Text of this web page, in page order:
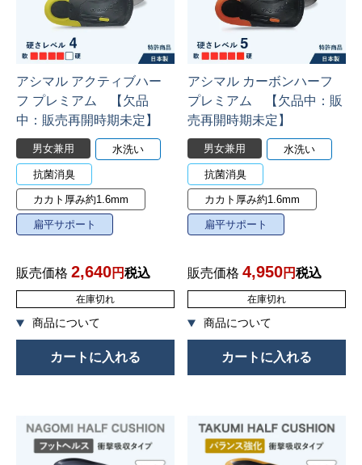
アシマル アクティブハー
フ プレミアム 【欠品
中：販売再開時期未定】
男女兼用 水洗い
抗菌消臭
カカト厚み約1.6mm
扁平サポート
販売価格 2,640 税込
在庫切れ
カートに入れる
アシマル カーボンハーフ
プレミアム 【欠品中：販
売再開時期未定】
男女兼用 水洗い
抗菌消臭
カカト厚み約1.6mm
扁平サポート
販売価格 4,950 税込
在庫切れ
カートに入れる